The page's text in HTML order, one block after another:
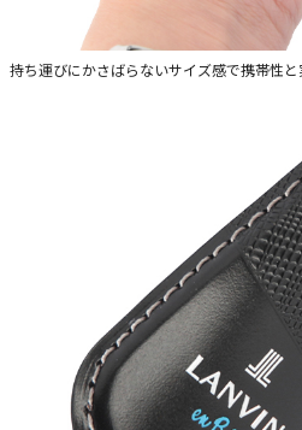
持ち運びにかさばらないサイズ感で携帯性と